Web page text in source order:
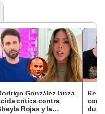
González lanza
crítica contra
Rojas y la
dura